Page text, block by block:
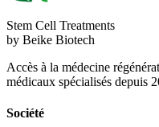
Stem Cell Treatments
by Beike Biotech
Accès à la médecine
médicaux spécialisés depuis
Société